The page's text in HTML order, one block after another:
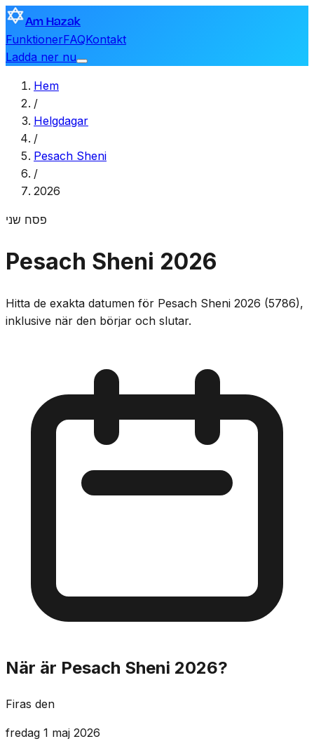
Am Hazak
FunktionerFAQKontakt
Ladda ner nu
Hem
/
Helgdagar
/
Pesach Sheni
/
2026
פסח שני
Pesach Sheni 2026
Hitta de exakta datumen för Pesach Sheni 2026 (5786),
inklusive när den börjar och slutar.
När är Pesach Sheni 2026?
Firas den
fredag 1 maj 2026